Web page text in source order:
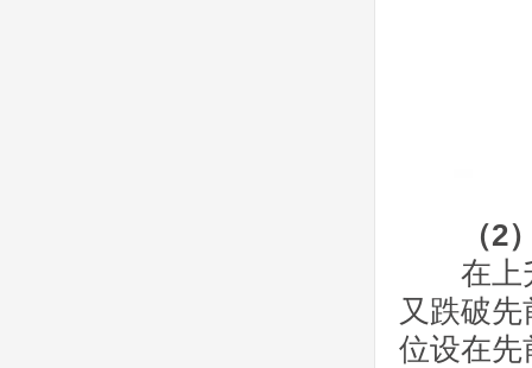
（2）
在上升
又跌破
位设在先